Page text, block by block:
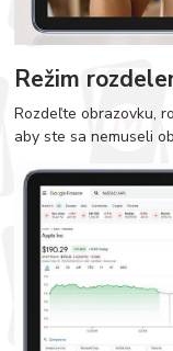
Režim
Rozdeľte obrazovku,
aby ste sa nemuseli